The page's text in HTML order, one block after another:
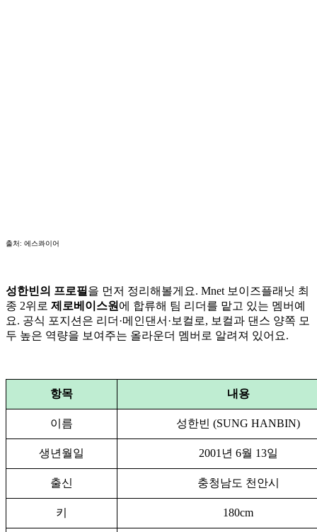
출처: 에스콰이어
성한빈의 프로필 을 먼저 정리해볼게요. Mnet 보이즈플래닛 최
종 2위로 제로베이스원 에 합류해 팀 리더를 맡고 있는 멤버예
요. 공식 포지션은 리더·메인댄서·보컬로, 보컬과 댄스 양쪽 모
두 높은 역량을 보여주는 올라운더 멤버로 알려져 있어요.
항목 내용
이름 성한빈 (SUNG HANBIN)
생년월일 2001년 6월 13일
출신 충청남도 천안시
키 180cm